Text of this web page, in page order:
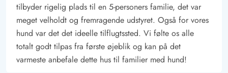
afhentes og giver dig mulighed for at tage tur på cykel og
udforske området eller tag på tur til nogen af vores mange
seværdigheder i Søndervig området.
Dette hyggelige sommerhus er et perfekt valg for en
afslappende ferie med familie og hund i smukke omgivelser.
tilbyder rigelig plads til en 5-personers familie, det var
meget velholdt og fremragende udstyret. Også for vores
hund var det det ideelle tilflugtssted. Vi følte os alle
totalt godt tilpas fra første øjeblik og kan på det
varmeste anbefale dette hus til familier med hund!